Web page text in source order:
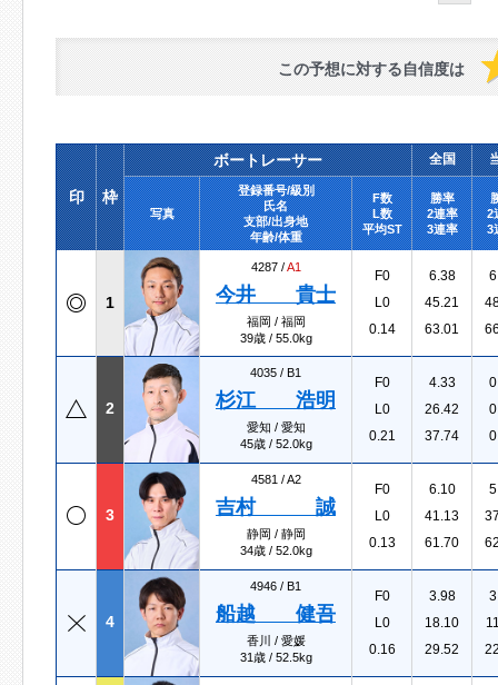
この予想に対する自信度は
印 枠
ボートレーサー 全国
写真
登録番号/級別
氏名
支部/出身地
年齢/体重
F数
L数
平均ST
勝率
2連率
3連率
2
3
1
4287 /A1
今井 貴士
福岡 / 福岡
39歳 / 55.0kg
F0
L0
0.14
6.38
45.21
63.01
2
4035 / B1
杉江 浩明
愛知 / 愛知
45歳 / 52.0kg
F0
L0
0.21
4.33
26.42
37.74
3
4581 /A2
吉村 誠
静岡 / 静岡
34歳 / 52.0kg
F0
L0
0.13
6.10
41.13
61.70
4
4946 / B1
船越 健吾
香川 / 愛媛
31歳 / 52.5kg
F0
L0
0.16
3.98
18.10
29.52